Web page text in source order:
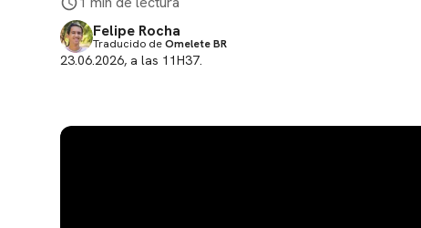
Felipe Rocha
Traducido deOmelete BR
23.06.2026, a las 11H37.